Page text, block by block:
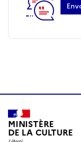
MINISTÈRE
DE LA CULTURE